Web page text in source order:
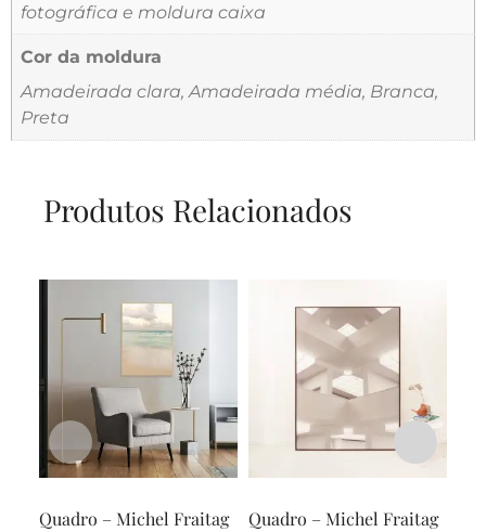
fotográfica e moldura caixa
Cor da moldura
Amadeirada clara, Amadeirada média, Branca,
Preta
Produtos Relacionados
Quadro – Michel Fraitag
Quadro – Michel Fraitag